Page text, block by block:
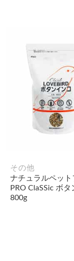
その他
ナチュラルペット
PRO ClaSSic ボタ
800g